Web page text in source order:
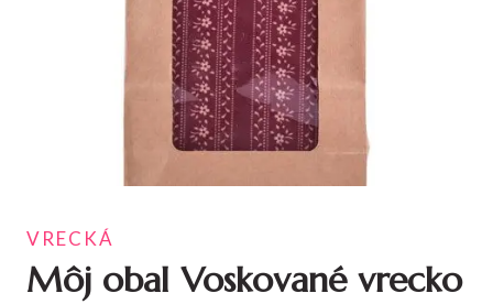
VRECKÁ
Môj obal Voskované vrecko